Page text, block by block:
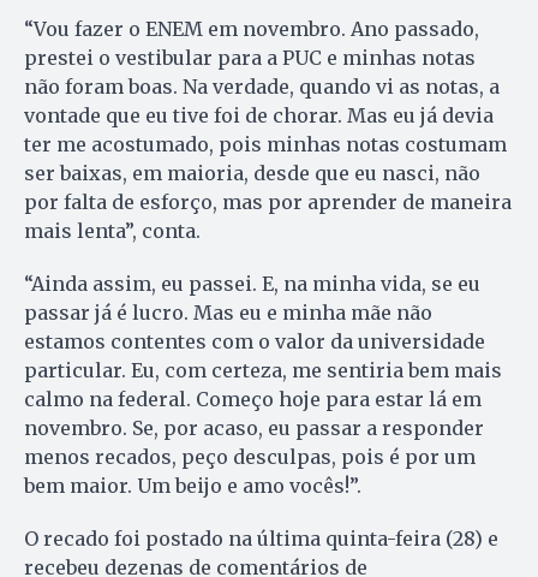
“Vou fazer o ENEM em novembro. Ano passado,
prestei o vestibular para a PUC e minhas notas
não foram boas. Na verdade, quando vi as notas, a
vontade que eu tive foi de chorar. Mas eu já devia
ter me acostumado, pois minhas notas costumam
ser baixas, em maioria, desde que eu nasci, não
por falta de esforço, mas por aprender de maneira
mais lenta”, conta.
“Ainda assim, eu passei. E, na minha vida, se eu
passar já é lucro. Mas eu e minha mãe não
estamos contentes com o valor da universidade
particular. Eu, com certeza, me sentiria bem mais
calmo na federal. Começo hoje para estar lá em
novembro. Se, por acaso, eu passar a responder
menos recados, peço desculpas, pois é por um
bem maior. Um beijo e amo vocês!”.
O recado foi postado na última quinta-feira (28) e
recebeu dezenas de comentários de